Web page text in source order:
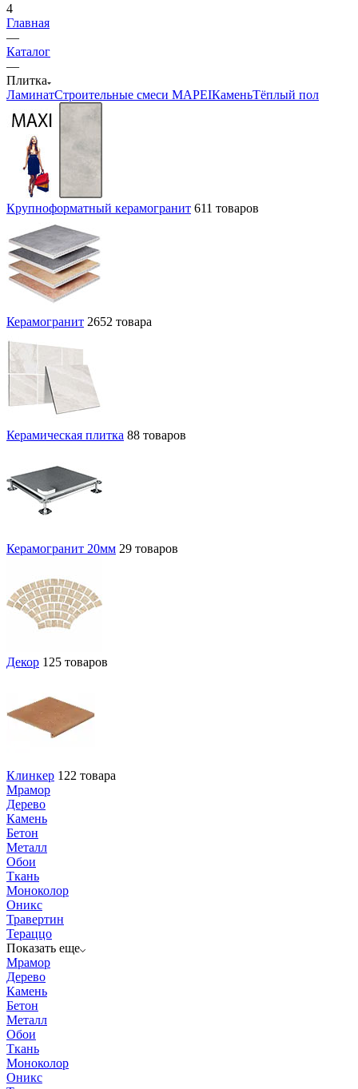
4
Главная
—
Каталог
—
Плитка
ЛаминатСтроительные смеси MAPEIКаменьТёплый пол
Крупноформатный керамогранит 611 товаров
Керамогранит 2652 товара
Керамическая плитка 88 товаров
Керамогранит 20мм 29 товаров
Декор 125 товаров
Клинкер 122 товара
Мрамор
Дерево
Камень
Бетон
Металл
Обои
Ткань
Моноколор
Оникс
Травертин
Тераццо
Показать еще
Мрамор
Дерево
Камень
Бетон
Металл
Обои
Ткань
Моноколор
Оникс